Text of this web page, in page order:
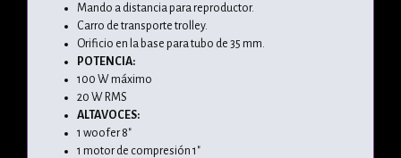
Mando a distancia para reproductor.
Carro de transporte trolley.
Orificio en la base para tubo de 35 mm.
POTENCIA:
100 W máximo
20 W RMS
ALTAVOCES:
1 woofer 8"
1 motor de compresión 1"